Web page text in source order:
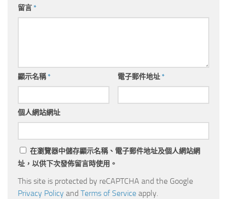
留言*
顯示名稱* 電子郵件地址*
個人網站網址
在瀏覽器中儲存顯示名稱、電子郵件地址及個人網站網
址，以供下次發佈留言時使用。
This site is protected by reCAPTCHA and the Google
Privacy Policy and Terms of Service apply.